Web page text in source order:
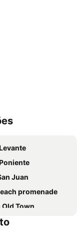
Juan
promenade
Town
Bol